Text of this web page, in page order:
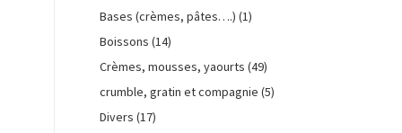
Bases (crèmes, pâtes….) (1)
Boissons (14)
Crèmes, mousses, yaourts (49)
crumble, gratin et compagnie (5)
Divers (17)